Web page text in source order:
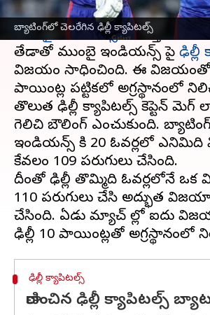
బ్యాటింగ్‌లో చెలరేగిన ఢిల్లీ క్యాపిటల్స్
మహిళల ప్రీమియర్ లీగ్ 18వ మ్యాచ్‌లో
ముంబై ఇండియన్స్ను చిత్తు
తేడాతో ముంబై ఇండియన్స్ పై ఢిల్లీ
విజయం సాధించింది. ఈ విజయంతో
పాయింట్ల పట్టికలో అగ్రస్థానంలో
తొలుత ఢిల్లీ క్యాపిటల్స్ కెప్టెన్ మెగ్
గెలిచి బౌలింగ్ ఎంచుకుంది.
ఇండియన్స్ కి 20 ఓవర్లలో ఎనిమిది
కేవలం 109 పరుగులు చేసింది.
దీంతో ఢిల్లీ తొమ్మిది ఓవర్లలోనే ఒక
110 పరుగులు చేసి అద్భుత
చేసింది. ఏడు మ్యాచ్ ల్లో ఐదు
ఢిల్లీ క్యాపిటల్స్
రాణించిన ఢిల్లీ క్యాపిటల్స్